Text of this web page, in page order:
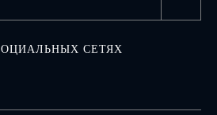
СЕТЯХ